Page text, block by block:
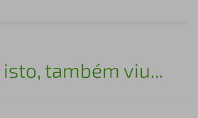
também viu...